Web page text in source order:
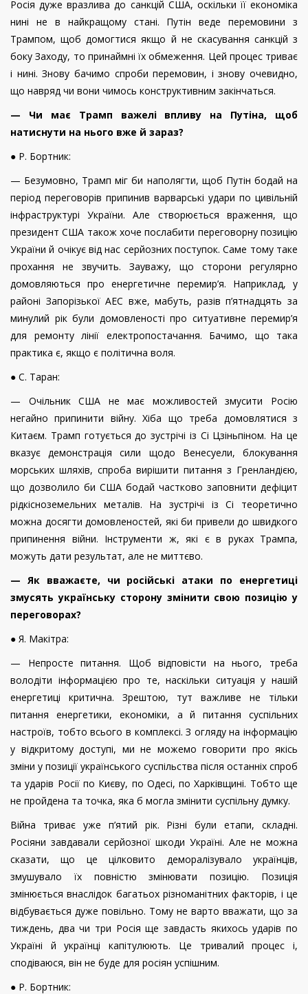
Росія дуже вразлива до санкцій США, оскільки її економіка
нині не в найкращому стані. Путін веде перемовини з
Трампом, щоб домогтися якщо й не скасування санкцій з
боку Заходу, то принаймні їх обмеження. Цей процес триває
і нині. Знову бачимо спроби перемовин, і знову очевидно,
що навряд чи вони чимось конструктивним закінчаться.
— Чи має Трамп важелі впливу на Путіна, щоб
натиснути на нього вже й зараз?
● Р. Бортник:
— Безумовно, Трамп міг би наполягти, щоб Путін бодай на
період переговорів припинив варварські удари по цивільній
інфраструктурі України. Але створюється враження, що
президент США також хоче послабити переговорну позицію
України й очікує від нас серйозних поступок. Саме тому таке
прохання не звучить. Зауважу, що сторони регулярно
домовляються про енергетичне перемир’я. Наприклад, у
районі Запорізької АЕС вже, мабуть, разів п’ятнадцять за
минулий рік були домовленості про ситуативне перемир’я
для ремонту лінії електропостачання. Бачимо, що така
практика є, якщо є політична воля.
● С. Таран:
— Очільник США не має можливостей змусити Росію
негайно припинити війну. Хіба що треба домовлятися з
Китаєм. Трамп готується до зустрічі із Сі Цзіньпіном. На це
вказує демонстрація сили щодо Венесуели, блокування
морських шляхів, спроба вирішити питання з Гренландією,
що дозволило би США бодай частково заповнити дефіцит
рідкісноземельних металів. На зустрічі із Сі теоретично
можна досягти домовленостей, які би привели до швидкого
припинення війни. Інструменти ж, які є в руках Трампа,
можуть дати результат, але не миттєво.
— Як вважаєте, чи російські атаки по енергетиці
змусять українську сторону змінити свою позицію у
переговорах?
● Я. Макітра:
— Непросте питання. Щоб відповісти на нього, треба
володіти інформацією про те, наскільки ситуація у нашій
енергетиці критична. Зрештою, тут важливе не тільки
питання енергетики, економіки, а й питання суспільних
настроїв, тобто всього в комплексі. З огляду на інформацію
у відкритому доступі, ми не можемо говорити про якісь
зміни у позиції українського суспільства після останніх спроб
та ударів Росії по Києву, по Одесі, по Харківщині. Тобто ще
не пройдена та точка, яка б могла змінити суспільну думку.
Війна триває уже п’ятий рік. Різні були етапи, складні.
Росіяни завдавали серйозної шкоди Україні. Але не можна
сказати, що це цілковито деморалізувало українців,
змушувало їх повністю змінювати позицію. Позиція
змінюється внаслідок багатьох різноманітних факторів, і це
відбувається дуже повільно. Тому не варто вважати, що за
тиждень, два чи три Росія ще завдасть якихось ударів по
Україні й українці капітулюють. Це тривалий процес і,
сподіваюся, він не буде для росіян успішним.
● Р. Бортник: